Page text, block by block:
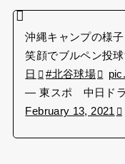
沖縄キャンプの様子
笑顔でブルペン投
日
#北谷球場
— 東スポ 中日ドラ
February 13, 2021